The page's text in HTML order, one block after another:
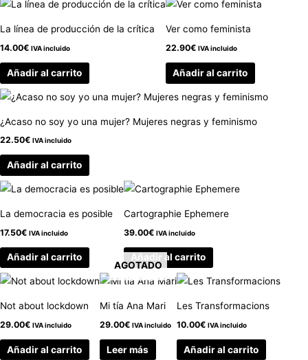
La línea de producción de la crítica
14.00€ IVA incluido
Añadir al carrito
Ver como feminista
22.90€ IVA incluido
Añadir al carrito
¿Acaso no soy yo una mujer? Mujeres negras y feminismo
22.50€ IVA incluido
Añadir al carrito
La democracia es posible
17.50€ IVA incluido
Añadir al carrito
Cartographie Ephemere
39.00€ IVA incluido
Añadir al carrito
Not about lockdown
29.00€ IVA incluido
Añadir al carrito
AGOTADO
Mi tía Ana Mari
29.00€ IVA incluido
Leer más
Les Transformacions
10.00€ IVA incluido
Añadir al carrito